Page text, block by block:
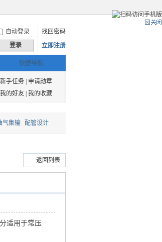
自动登录
找回密码
登录 立即注册
快捷导航
新手任务|
申请勋章
我的好友| 我的收藏
气集输 配管设计
返回列表
适用于常压